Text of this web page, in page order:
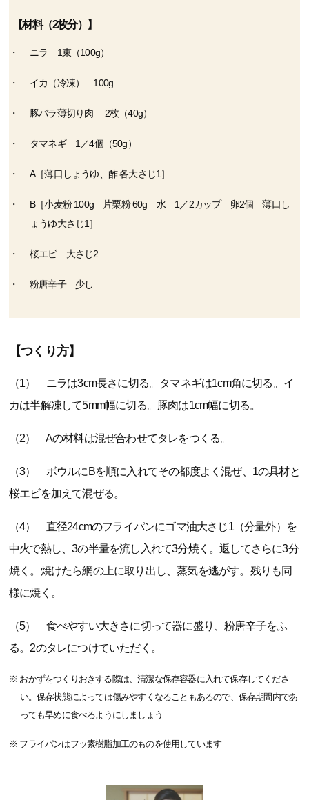
【材料（2枚分）】
ニラ 1束（100g）
イカ（冷凍） 100g
豚バラ薄切り肉 2枚（40g）
タマネギ 1／4個（50g）
A［薄口しょうゆ、酢 各大さじ1］
B［小麦粉 100g 片栗粉 60g 水 1／2カップ 卵2個 薄口し
ょうゆ大さじ1］
桜エビ 大さじ2
粉唐辛子 少し
【つくり方】
（1） ニラは3cm長さに切る。タマネギは1cm角に切る。イ
カは半解凍して5mm幅に切る。豚肉は1cm幅に切る。
（2） Aの材料は混ぜ合わせてタレをつくる。
（3） ボウルにBを順に入れてその都度よく混ぜ、1の具材と
桜エビを加えて混ぜる。
（4） 直径24cmのフライパンにゴマ油大さじ1（分量外）を
中火で熱し、3の半量を流し入れて3分焼く。返してさらに3分
焼く。焼けたら網の上に取り出し、蒸気を逃がす。残りも同
様に焼く。
（5） 食べやすい大きさに切って器に盛り、粉唐辛子をふ
る。2のタレにつけていただく。
※ おかずをつくりおきする際は、清潔な保存容器に入れて保存してくださ
い。保存状態によっては傷みやすくなることもあるので、保存期間内であ
っても早めに食べるようにしましょう
※ フライパンはフッ素樹脂加工のものを使用しています